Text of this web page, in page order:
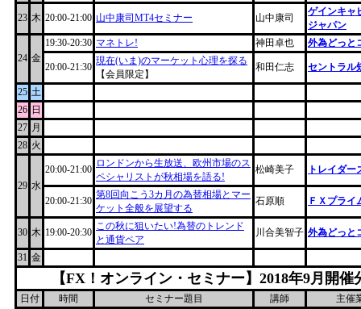
23 木 20:00-21:00 山中康司MT4セミナー 山中康司
ゲインキャ
ジャパン
24 金
19:30-20:30 マネトレ! 神田卓也 外為どっと
20:00-21:30
現在(いま)のマーケット心理を探る
【会員限定】
和田仁志 セントラル
25 土
26 日
27 月
28 火
29 水
20:00-21:00
ロンドンから生放送、欧州市場のス
ペシャリストが秋相場を語る!
松崎美子 トレイダー
20:00-21:30
第8回向こう3カ月の為替相場とマー
ケット全般を展望する
石原順 ＦＸプライ
30 木 19:00-20:30
この秋に狙いたい!為替のトレンド
と通貨ペア
川合美智子 外為どっと
31 金
【FX！オンライン・セミナー】2018年9月開催
日付 時間 セミナー題目 講師
主催